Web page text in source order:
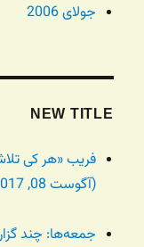
جولای 2006
NEW TITLE
فریب «هر کی
(آگوست 08, 2017)
جمعه‌ها: چند